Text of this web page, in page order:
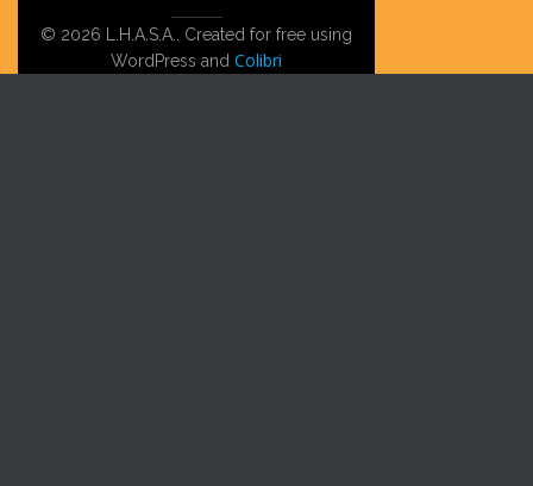
© 2026 L.H.A.S.A.. Created for free using
WordPress and Colibri